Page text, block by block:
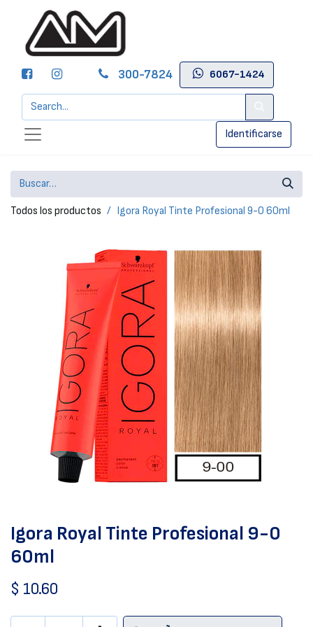
300-7824 6067-1424
Identificarse
Todos los productos Igora Royal Tinte Profesional 9-0 60ml
Igora Royal Tinte Profesional 9-0
60ml
$ 10.60